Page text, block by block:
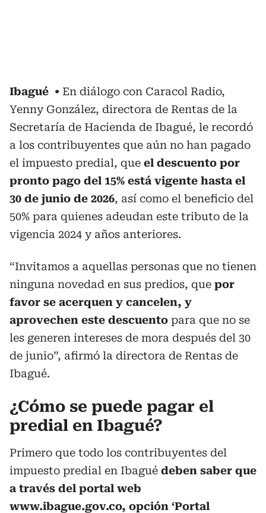
Ibagué
En diálogo con Caracol Radio,
Yenny González, directora de Rentas de la
Secretaría de Hacienda de Ibagué, le recordó
a los contribuyentes que aún no han pagado
el impuesto predial, que el descuento por
pronto pago del 15% está vigente hasta el
30 de junio de 2026, así como el beneficio del
50% para quienes adeudan este tributo de la
vigencia 2024 y años anteriores.
“Invitamos a aquellas personas que no tienen
ninguna novedad en sus predios, que por
favor se acerquen y cancelen, y
aprovechen este descuento para que no se
les generen intereses de mora después del 30
de junio”, afirmó la directora de Rentas de
Ibagué.
¿Cómo se puede pagar el
predial en Ibagué?
Primero que todo los contribuyentes del
impuesto predial en Ibagué deben saber que
a través del portal web
www.ibague.gov.co, opción ‘Portal